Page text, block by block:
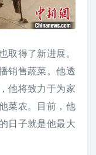
得了新进展。
销售蔬菜。他透
他将致力于为家
菜农。目前，他
日子就是他最大